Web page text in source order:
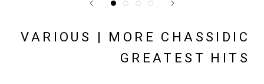
VARIOUS | MORE CHASSIDIC
GREATEST HITS